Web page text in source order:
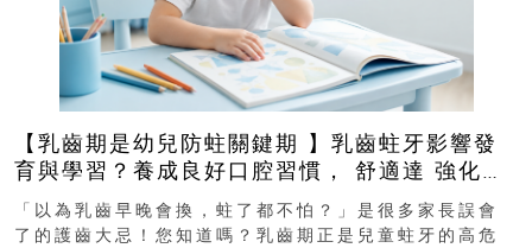
【乳齒期是幼兒防蛀關鍵期 】乳齒蛀牙影響發
育與學習？養成良好口腔習慣， 舒適達 強化琺
瑯質 兒童牙膏防護指南
「以為乳齒早晚會換，蛀了都不怕？」是很多家長誤會
了的護齒大忌！您知道嗎？乳齒期正是兒童蛀牙的高危